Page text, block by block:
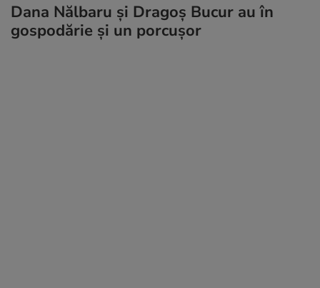
Dana Nălbaru și Dragoș Bucur au în
gospodărie și un porcușor